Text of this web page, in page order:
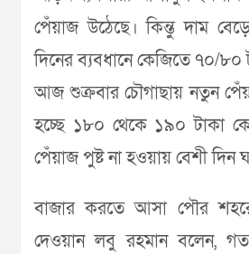
পেঁয়াজ উঠেছে। কিন্তু দাম
দিনের ব্যবধানে কেজিতে ৭০/৮০
আজ শুক্রবার চৌগাছায় নতুন
হচ্ছে ১৮০ থেকে ১৯০ টাকা
পেঁয়াজ পুষ্ট না হওয়ায় বেশী দিন
বাজার করতে আসা পৌর
দেওয়ান লবু রহমান বলেন,